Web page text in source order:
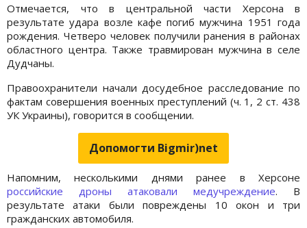
Отмечается, что в центральной части Херсона в
результате удара возле кафе погиб мужчина 1951 года
рождения. Четверо человек получили ранения в районах
областного центра. Также травмирован мужчина в селе
Дудчаны.
Правоохранители начали досудебное расследование по
фактам совершения военных преступлений (ч. 1, 2 ст. 438
УК Украины), говорится в сообщении.
Допомогти Bigmir)net
Напомним, несколькими днями ранее в Херсоне
российские дроны атаковали медучреждение. В
результате атаки были повреждены 10 окон и три
гражданских автомобиля.